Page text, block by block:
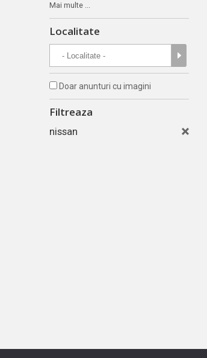
Mai multe ...
Localitate
Doar anunturi cu imagini
Filtreaza
nissan